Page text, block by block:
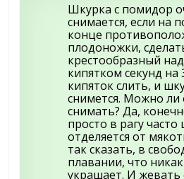
Шкурка с помидор
снимается, если на
конце
плодоножки,
крестообразный
кипятком секунд на
кипяток слить, и
снимется. Можно ли
снимать? Да,
просто в рагу часто
отделяется от
так сказать, в
плавании, что
украшает. И жевать